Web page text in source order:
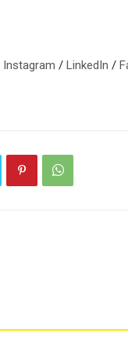
Instagram / LinkedIn /